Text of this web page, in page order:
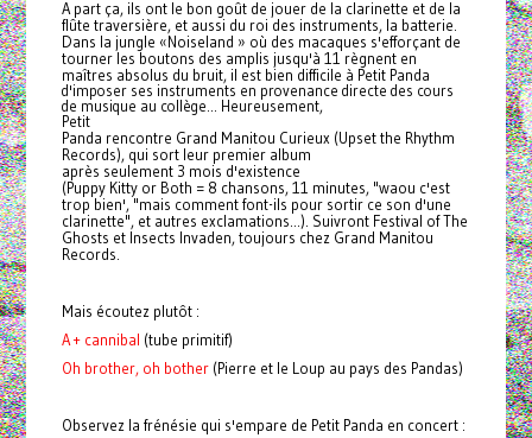
A part ça, ils ont le bon goût de jouer de la clarinette et de la
flûte traversière, et aussi du roi des instruments, la batterie.
Dans la jungle «Noiseland » où des macaques s'efforçant de
tourner les boutons des amplis jusqu'à 11 règnent en
maîtres absolus du bruit, il est bien difficile à Petit Panda
d'imposer ses instruments en provenance directe des cours
de musique au collège... Heureusement,
Petit
Panda rencontre Grand Manitou Curieux (Upset the Rhythm
Records), qui sort leur premier album
après seulement 3 mois d'existence
(Puppy Kitty or Both = 8 chansons, 11 minutes, "waou c'est
trop bien', "mais comment font-ils pour sortir ce son d'une
clarinette", et autres exclamations...). Suivront Festival of The
Ghosts et Insects Invaden, toujours chez Grand Manitou
Records.
Mais écoutez plutôt :
A + cannibal (tube primitif)
Oh brother, oh bother(Pierre et le Loup au pays des Pandas)
Observez la frénésie qui s'empare de Petit Panda en concert :